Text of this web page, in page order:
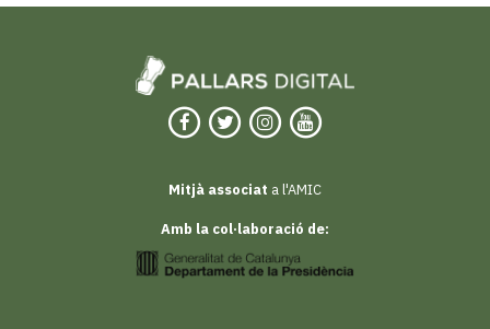
Mitjà associat a l'AMIC
Amb la col·laboració de: